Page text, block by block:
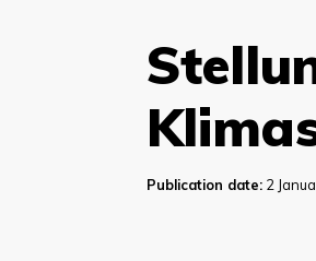
Publication date: 2